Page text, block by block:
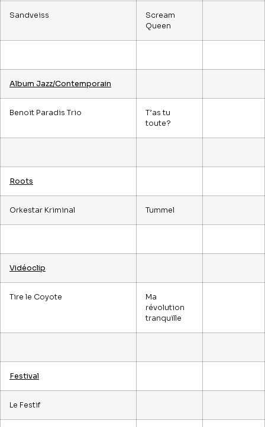
Sandveiss
Scream
Queen
Album Jazz/Contemporain
Benoit Paradis Trio
T’as tu
toute?
Roots
Orkestar Kriminal Tummel
Vidéoclip
Tire le Coyote
Ma
révolution
tranquille
Festival
Le Festif